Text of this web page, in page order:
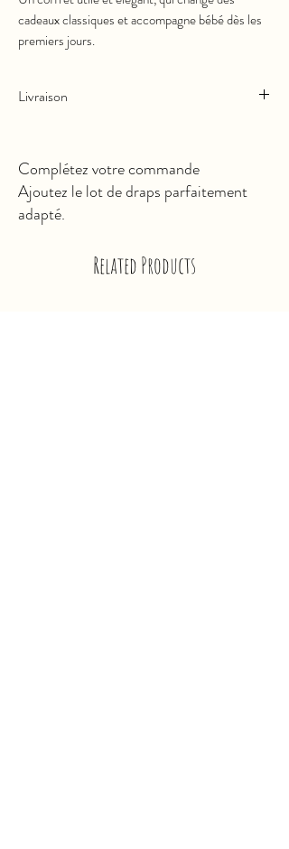
cadeaux classiques et accompagne bébé dès les
premiers jours.
Livraison
Livraison à domicile ou en Point Relais
Complétez votre commande
Ajoutez le lot de draps parfaitement
adapté.
Related Products